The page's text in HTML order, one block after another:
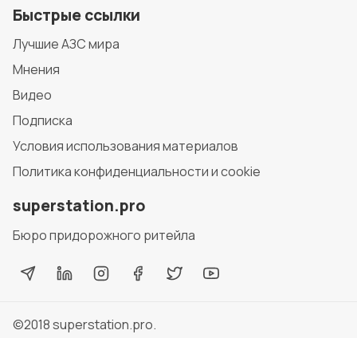
Быстрые ссылки
Лучшие АЗС мира
Мнения
Видео
Подписка
Условия использования материалов
Политика конфиденциальности и cookie
superstation.pro
Бюро придорожного ритейла
©2018superstation.pro.